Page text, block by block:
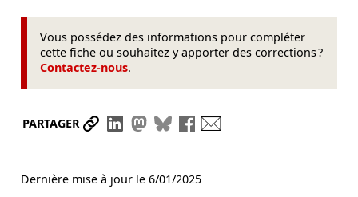
Vous possédez des informations pour compléter
cette fiche ou souhaitez y apporter des corrections ?
Contactez-nous.
PARTAGER Partager le lien
Partager sur LinkedIn
Partager sur Mastodon
Partager sur Bluesky
Partager sur Facebook
Dernière mise à jour le 6/01/2025